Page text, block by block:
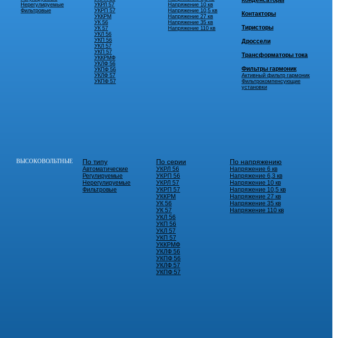
Нерегулируемые
Фильтровые
УКРЛ 57
УКРП 57
УККРМ
УК 56
УК 57
УКЛ 56
УКП 56
УКЛ 57
УКП 57
УККРМФ
УКЛФ 56
УКПФ 56
УКЛФ 57
УКПФ 57
Напряжение 10 кв
Напряжение 10,5 кв
Напряжение 27 кв
Напряжение 35 кв
Напряжение 110 кв
Контакторы
Тиристоры
Дроссели
Трансформаторы тока
Фильтры гармоник
Активный фильтр гармоник
Фильтрокомпенсующие
установки
ВЫСОКОВОЛЬТНЫЕ По типу
Автоматические
Регулируемые
Нерегулируемые
Фильтровые
По серии
УКРЛ 56
УКРП 56
УКРЛ 57
УКРП 57
УККРМ
УК 56
УК 57
УКЛ 56
УКП 56
УКЛ 57
УКП 57
УККРМФ
УКЛФ 56
УКПФ 56
УКЛФ 57
УКПФ 57
По напряжению
Напряжение 6 кв
Напряжение 6,3 кв
Напряжение 10 кв
Напряжение 10,5 кв
Напряжение 27 кв
Напряжение 35 кв
Напряжение 110 кв